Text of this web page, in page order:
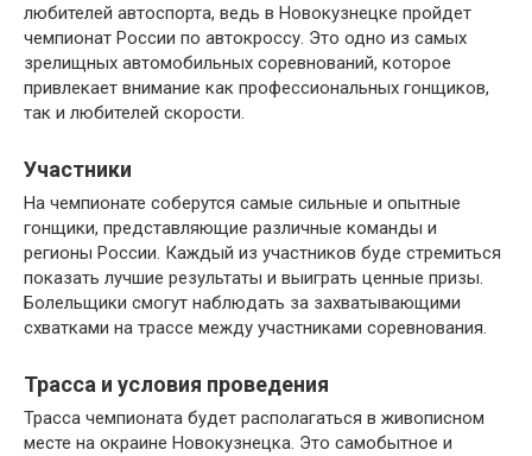
любителей автоспорта, ведь в Новокузнецке пройдет
чемпионат России по автокроссу. Это одно из самых
зрелищных автомобильных соревнований, которое
привлекает внимание как профессиональных гонщиков,
так и любителей скорости.
Участники
На чемпионате соберутся самые сильные и опытные
гонщики, представляющие различные команды и
регионы России. Каждый из участников буде стремиться
показать лучшие результаты и выиграть ценные призы.
Болельщики смогут наблюдать за захватывающими
схватками на трассе между участниками соревнования.
Трасса и условия проведения
Трасса чемпионата будет располагаться в живописном
месте на окраине Новокузнецка. Это самобытное и